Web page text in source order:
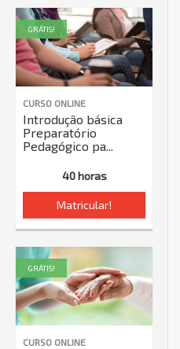
CURSO ONLINE
Introdução básica
Preparatório
Pedagógico pa...
40 horas
Matricular!
GRÁTIS!
CURSO ONLINE
GRÁTIS!